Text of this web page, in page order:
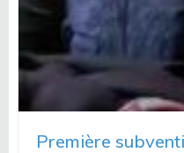
Première